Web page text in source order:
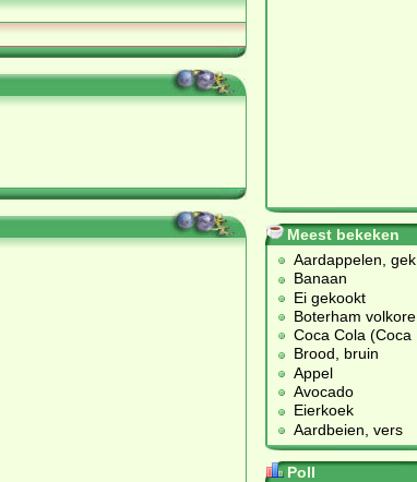
Meest bekeken
Aardappelen, gek
Banaan
Ei gekookt
Boterham volkore
Coca Cola (Coca
Brood, bruin
Appel
Avocado
Eierkoek
Aardbeien, vers
Poll